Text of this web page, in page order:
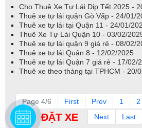
Cho Thuê Xe Tự Lái Dịp Tết 2025 -
Thuê xe tự lái quận Gò Vấp - 24/01/
Thuê xe tự lái tại Quận 11 - 24/01/
Thuê Xe Tự Lái Quận 10 - 03/02/
Thuê xe tự lái quận 9 giá rẻ - 08/02/
Thuê xe tự lái Quận 8 - 12/02/2025
Thuê xe tự lái Quận 7 giá rẻ - 17/02/
Thuê xe theo tháng tại TPHCM - 20/
Page 4/6 First Prev 1 2
Next
Last